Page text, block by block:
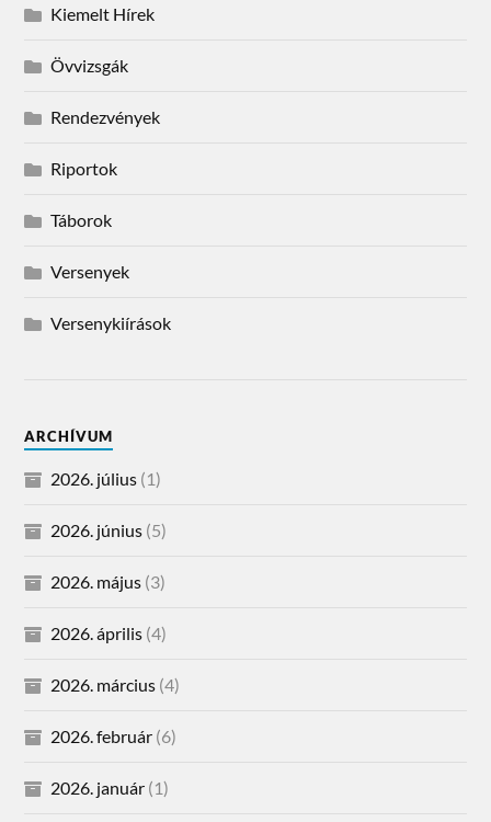
Kiemelt Hírek
Övvizsgák
Rendezvények
Riportok
Táborok
Versenyek
Versenykiírások
ARCHÍVUM
2026. július (1)
2026. június (5)
2026. május (3)
2026. április (4)
2026. március (4)
2026. február (6)
2026. január (1)